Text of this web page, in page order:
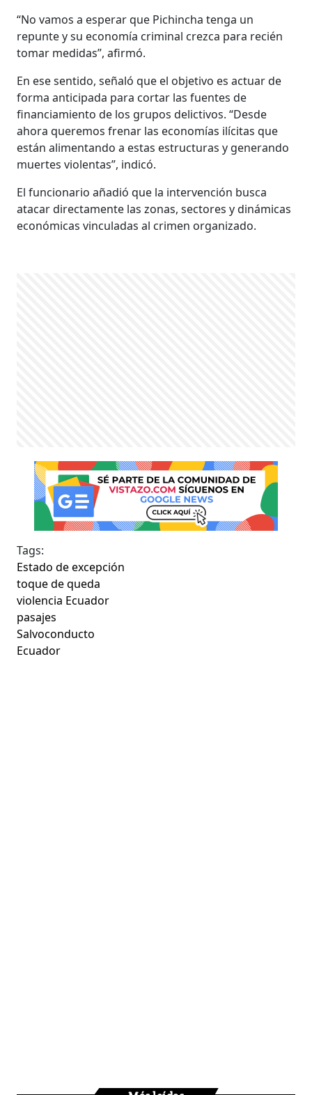
“No vamos a esperar que Pichincha tenga un
repunte y su economía criminal crezca para recién
tomar medidas”, afirmó.
En ese sentido, señaló que el objetivo es actuar de
forma anticipada para cortar las fuentes de
financiamiento de los grupos delictivos. “Desde
ahora queremos frenar las economías ilícitas que
están alimentando a estas estructuras y generando
muertes violentas”, indicó.
El funcionario añadió que la intervención busca
atacar directamente las zonas, sectores y dinámicas
económicas vinculadas al crimen organizado.
Tags:
Estado de excepción
toque de queda
violencia Ecuador
pasajes
Salvoconducto
Ecuador